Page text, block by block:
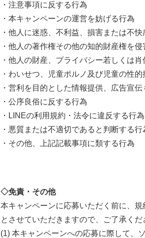
・注意事項に反する行為
・本キャンペーンの運営を妨げる行為
・他人に迷惑、不利益、損害または不
・他人の著作権その他の知的財産権を
・他人の財産、プライバシー若しくは
・わいせつ、児童ポルノ及び児童の性
・営利を目的とした情報提供、広告宣
・公序良俗に反する行為
・LINEの利用規約・法令に違反する行為
・悪質または不適切であると判断する行
・その他、上記記載事項に類する行為
◇免責・その他
本キャンペーンに応募いただく前に、
とさせていただきますので、ご了承くだ
(1) 本キャンペーンへの応募に際して、